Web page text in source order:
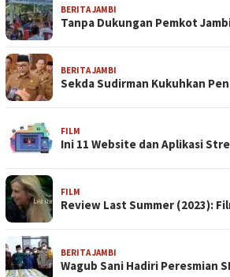
BERITA JAMBI
Tanpa Dukungan Pemkot
BERITA JAMBI
Sekda Sudirman Kukuhkan
FILM
Ini 11 Website dan Aplikasi
FILM
Review Last Summer (2023):
BERITA JAMBI
Wagub Sani Hadiri Peresmian